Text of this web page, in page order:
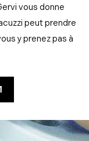
vous donne
peut prendre
y prenez pas à